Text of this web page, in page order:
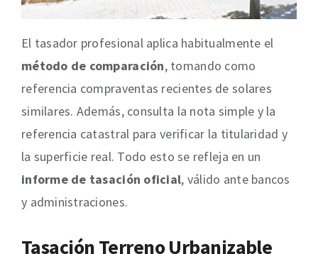
El tasador profesional aplica habitualmente el
método de comparación, tomando como
referencia compraventas recientes de solares
similares. Además, consulta la nota simple y la
referencia catastral para verificar la titularidad y
la superficie real. Todo esto se refleja en un
informe de tasación oficial, válido ante bancos
y administraciones.
Tasación Terreno Urbanizable